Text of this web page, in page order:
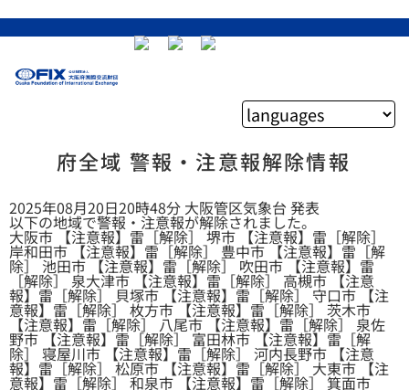
府全域 警報・注意報解除情報
2025年08月20日20時48分 大阪管区気象台 発表
以下の地域で警報・注意報が解除されました。
大阪市 【注意報】雷［解除］ 堺市 【注意報】雷［解除］
岸和田市 【注意報】雷［解除］ 豊中市 【注意報】雷［解
除］ 池田市 【注意報】雷［解除］ 吹田市 【注意報】雷
［解除］ 泉大津市 【注意報】雷［解除］ 高槻市 【注意
報】雷［解除］ 貝塚市 【注意報】雷［解除］ 守口市 【注
意報】雷［解除］ 枚方市 【注意報】雷［解除］ 茨木市
【注意報】雷［解除］ 八尾市 【注意報】雷［解除］ 泉佐
野市 【注意報】雷［解除］ 富田林市 【注意報】雷［解
除］ 寝屋川市 【注意報】雷［解除］ 河内長野市 【注意
報】雷［解除］ 松原市 【注意報】雷［解除］ 大東市 【注
意報】雷［解除］ 和泉市 【注意報】雷［解除］ 箕面市